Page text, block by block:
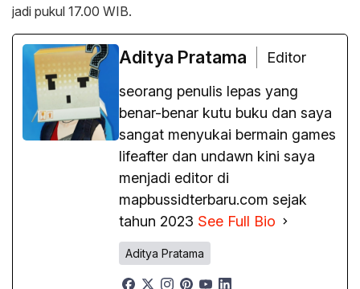
jadi pukul 17.00 WIB.
Aditya Pratama
Editor
seorang penulis lepas yang
benar-benar kutu buku dan saya
sangat menyukai bermain games
lifeafter dan undawn kini saya
menjadi editor di
mapbussidterbaru.com sejak
tahun 2023 See Full Bio
Aditya Pratama